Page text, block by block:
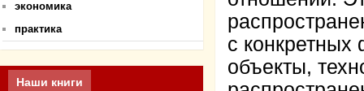
экономика
практика
Наши книги
с
объекты,